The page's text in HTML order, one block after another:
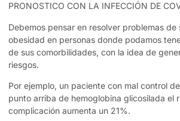
PRONOSTICO CON LA INFECCIÓN DE
Debemos pensar en resolver problemas de
obesidad en personas donde podamos
de sus comorbilidades, con la idea de
riesgos.
Por ejemplo, un paciente con mal control
punto arriba de hemoglobina glicosilada el
complicación aumenta un 21%.